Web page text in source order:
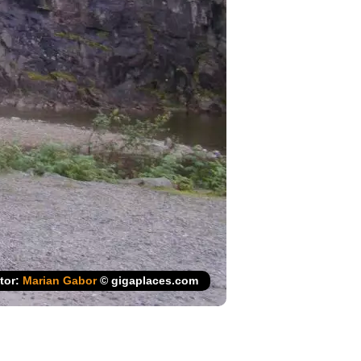
Marian Gabor© gigaplaces.com